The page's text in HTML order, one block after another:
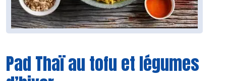
Pad Thaï au tofu et légumes